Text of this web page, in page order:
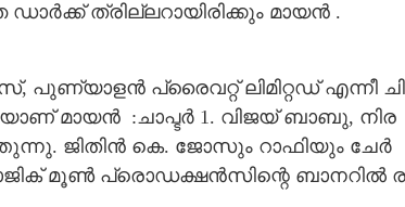
​ത്രി​ല്ല​റാ​യി​രി​ക്കും​ ​മാ​യ​ൻ​ .​
​പ്രൈ​വ​റ്റ് ​ലി​മി​റ്റ​ഡ് ​എ​ന്നീ​ ​ചി​
​മാ​യ​ൻ​ ​ :ചാ​പ്ട​ർ​ 1.​ ​വി​ജ​യ് ​ബാ​ബു,​ ​നി​ര​
​ജി​തി​ൻ​ ​കെ.​ ​ജോ​സും​ ​റാ​ഫി​യും​ ​ചേ​ർ​
​മൂ​ൺ​ ​പ്രൊ​ഡ​ക്ഷ​ൻ​സി​ന്റെ​ ​ബാ​ന​റി​ൽ​